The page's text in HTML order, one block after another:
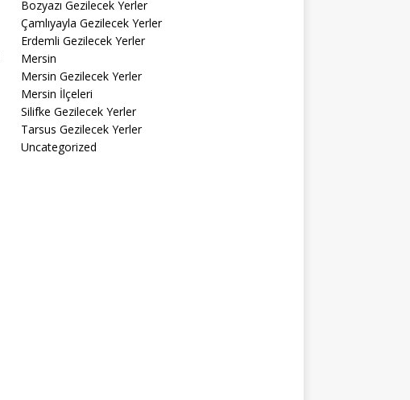
Bozyazı Gezilecek Yerler
Çamlıyayla Gezilecek Yerler
Erdemli Gezilecek Yerler
Mersin
Mersin Gezilecek Yerler
Mersin İlçeleri
Silifke Gezilecek Yerler
Tarsus Gezilecek Yerler
Uncategorized